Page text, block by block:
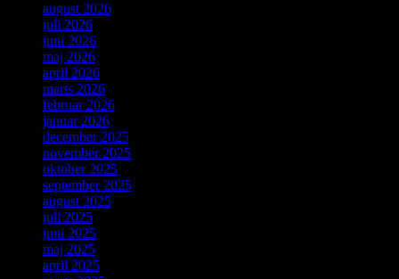
august 2026
juli 2026
juni 2026
maj 2026
april 2026
marts 2026
februar 2026
januar 2026
december 2025
november 2025
oktober 2025
september 2025
august 2025
juli 2025
juni 2025
maj 2025
april 2025